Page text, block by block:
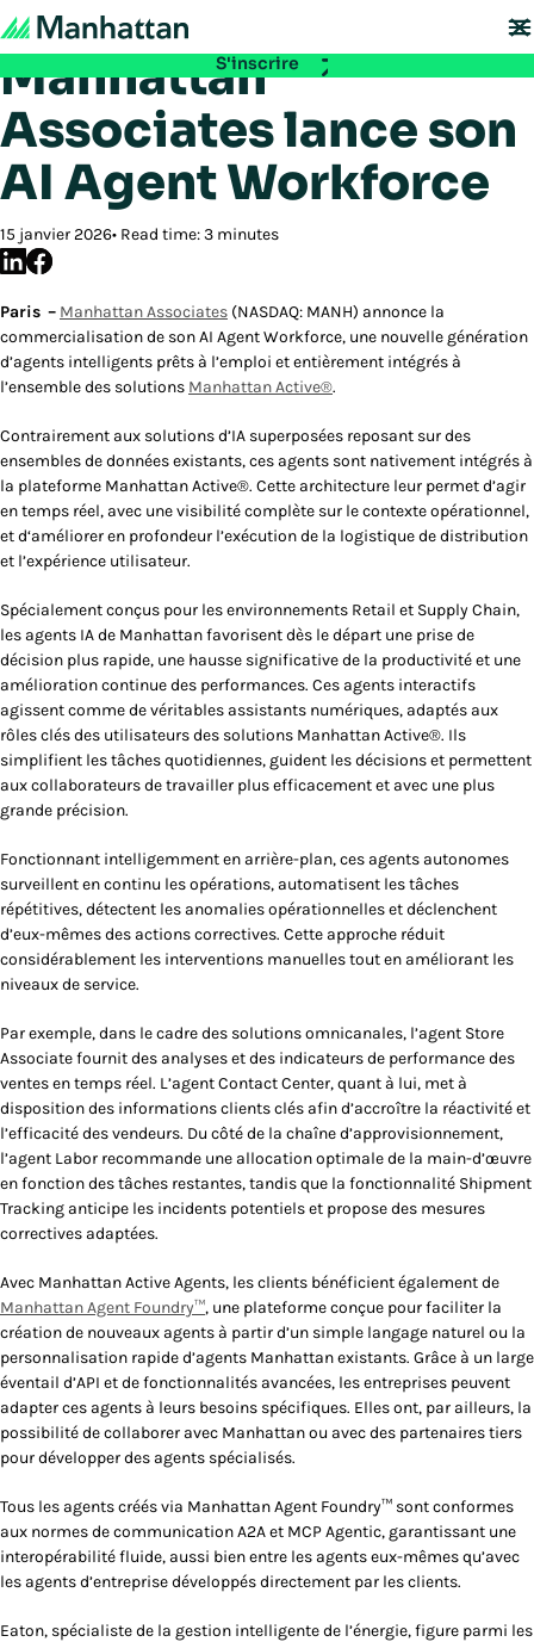
S'inscrire
Retour aux communiqués de presse
Manhattan
Associates lance son
AI Agent Workforce
15 janvier 2026 Read time: 3 minutes
Paris – Manhattan Associates (NASDAQ: MANH) annonce la
commercialisation de son AI Agent Workforce, une nouvelle génération
d’agents intelligents prêts à l’emploi et entièrement intégrés à
l’ensemble des solutions Manhattan Active®.
Contrairement aux solutions d’IA superposées reposant sur des
ensembles de données existants, ces agents sont nativement intégrés à
la plateforme Manhattan Active®. Cette architecture leur permet d’agir
en temps réel, avec une visibilité complète sur le contexte opérationnel,
et d‘améliorer en profondeur l’exécution de la logistique de distribution
et l’expérience utilisateur.
Spécialement conçus pour les environnements Retail et Supply Chain,
les agents IA de Manhattan favorisent dès le départ une prise de
décision plus rapide, une hausse significative de la productivité et une
amélioration continue des performances. Ces agents interactifs
agissent comme de véritables assistants numériques, adaptés aux
rôles clés des utilisateurs des solutions Manhattan Active®. Ils
simplifient les tâches quotidiennes, guident les décisions et permettent
aux collaborateurs de travailler plus efficacement et avec une plus
grande précision.
Fonctionnant intelligemment en arrière-plan, ces agents autonomes
surveillent en continu les opérations, automatisent les tâches
répétitives, détectent les anomalies opérationnelles et déclenchent
d’eux-mêmes des actions correctives. Cette approche réduit
considérablement les interventions manuelles tout en améliorant les
niveaux de service.
Par exemple, dans le cadre des solutions omnicanales, l’agent Store
Associatefournit des analyses et des indicateurs de performance des
ventes en temps réel. L’agentContact Center, quant à lui, met à
disposition des informations clients clés afin d’accroître la réactivité et
l’efficacité des vendeurs. Du côté de la chaîne d’approvisionnement,
l’agent Labor recommande une allocation optimale de la main-d’œuvre
en fonction des tâches restantes, tandis que la fonctionnalité Shipment
Tracking anticipe les incidents potentiels et propose des mesures
correctives adaptées.
Avec Manhattan Active Agents, les clients bénéficient également de
Manhattan Agent Foundry™, une plateforme conçue pour faciliter la
création de nouveaux agents à partir d’un simple langage naturel ou la
personnalisation rapide d’agents Manhattan existants. Grâce à un large
éventail d’API et de fonctionnalités avancées, les entreprises peuvent
adapter ces agents à leurs besoins spécifiques. Elles ont, par ailleurs, la
possibilité de collaborer avec Manhattan ou avec des partenaires tiers
pour développer des agents spécialisés.
Tous les agents créés via Manhattan Agent Foundry™ sont conformes
aux normes de communication A2A et MCP Agentic, garantissant une
interopérabilité fluide, aussi bien entre les agents eux-mêmes qu’avec
les agents d’entreprise développés directement par les clients.
Eaton, spécialiste de la gestion intelligente de l’énergie, figure parmi les